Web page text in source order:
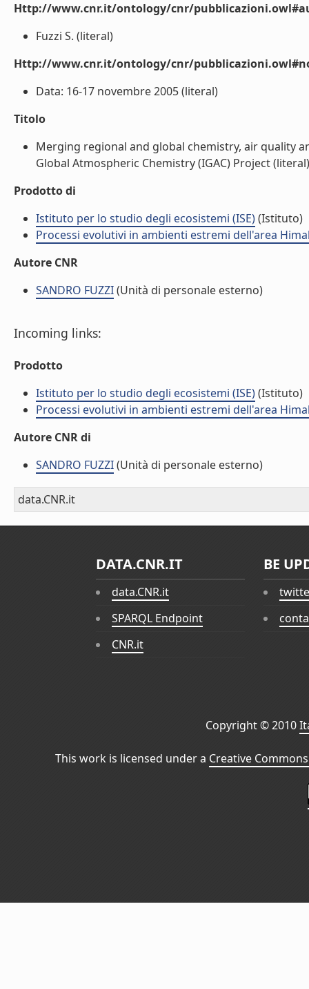
Http://www.cnr.it/ontology/cnr/
Fuzzi S. (literal)
Http://www.cnr.it/ontology/cnr/
Data: 16-17 novembre 2005 (literal)
Titolo
Merging regional and global chemistry, air quality
Global Atmospheric Chemistry (IGAC) Project (literal)
Prodotto di
Istituto per lo studio degli ecosistemi (ISE)(Istituto)
Processi evolutivi in ambienti estremi dell'area
Autore CNR
SANDRO FUZZI(Unità di personale esterno)
Incoming links:
Prodotto
Istituto per lo studio degli ecosistemi (ISE)(Istituto)
Processi evolutivi in ambienti estremi dell'area
Autore CNR di
SANDRO FUZZI(Unità di personale esterno)
data.CNR.it
DATA.CNR.IT
data.CNR.it
SPARQL Endpoint
CNR.it
BE
Copyright © 2010
This work is licensed under a Creative